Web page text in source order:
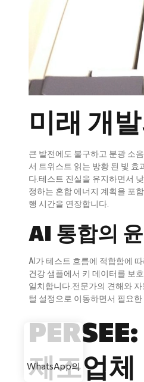
미래 개
큰 발전에도 불구하고 분광 소
서 트위스트 읽는 방황 된 빛
다.테스트 진실을 유지하면서
정하는 혼합 에너지 계획을 포
행 시간을 연장합니다.
AI 통합의
AI가 테스트 흐름에 적합함에
건강 샘플에서 키 데이터를 보
일치합니다.전문가의 견해와
털 설정으로 이동하면서 필요
제조업체
WhatsApp의